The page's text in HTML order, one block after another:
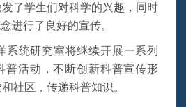
了学生们对科学的兴趣，同时
进行了良好的宣传。
系统研究室将继续开展一系列
普活动，不断创新科普宣传形
社区，传递科普知识。